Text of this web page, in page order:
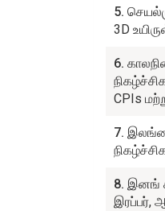
5.
3D
6.
CPIs
7.
8. இனங்
இரப்பர்,